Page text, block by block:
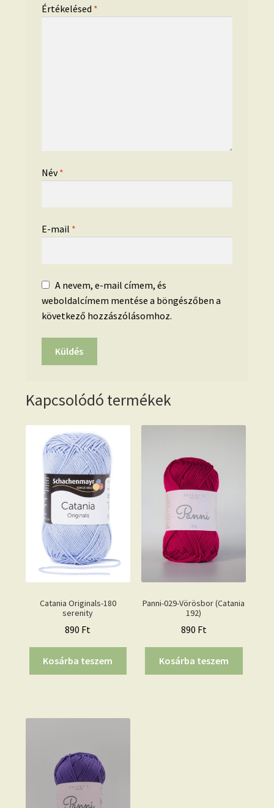
Értékelésed *
Név*
E-mail *
A nevem, e-mail címem, és
weboldalcímem mentése a böngészőben a
következő hozzászólásomhoz.
Kapcsolódó termékek
Catania Originals-180
serenity
890 Ft
Kosárba teszem
Panni-029-Vörösbor (Catania
192)
890 Ft
Kosárba teszem